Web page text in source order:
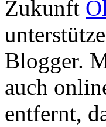
Zukunft
Blogger.
auch
entfernt,